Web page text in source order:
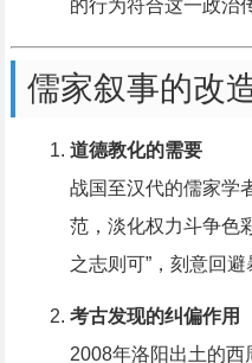
的行为符合这一政治
儒家叙事的改
道德教化的需要
战国至汉代的儒家学
范，淡化权力斗争色
之志则可”，刻意回避
考古发现的纠偏作用
2008年洛阳出土的西